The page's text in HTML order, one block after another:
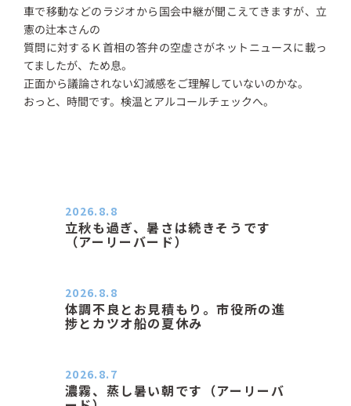
車で移動などのラジオから国会中継が聞こえてきますが、立
憲の辻本さんの
質問に対するＫ首相の答弁の空虚さがネットニュースに載っ
てましたが、ため息。
正面から議論されない幻滅感をご理解していないのかな。
おっと、時間です。検温とアルコールチェックへ。
立秋も過ぎ、暑さは続きそうです
（アーリーバード）
2026.8.8
体調不良とお見積もり。市役所の進
捗とカツオ船の夏休み
2026.8.8
濃霧、蒸し暑い朝です（アーリーバ
2026.8.7